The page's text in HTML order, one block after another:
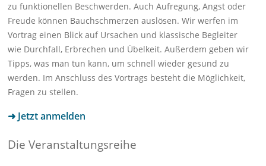
zu funktionellen Beschwerden. Auch Aufregung, Angst oder
Freude können Bauchschmerzen auslösen. Wir werfen im
Vortrag einen Blick auf Ursachen und klassische Begleiter
wie Durchfall, Erbrechen und Übelkeit. Außerdem geben wir
Tipps, was man tun kann, um schnell wieder gesund zu
werden. Im Anschluss des Vortrags besteht die Möglichkeit,
Fragen zu stellen.
➜ Jetzt anmelden
Die Veranstaltungsreihe